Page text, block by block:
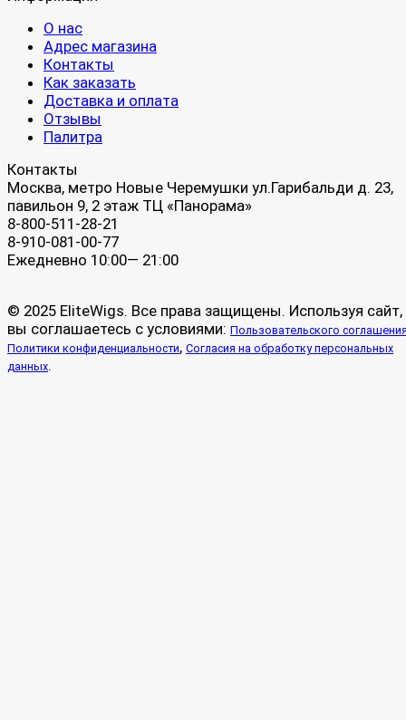
О нас
Адрес магазина
Контакты
Как заказать
Доставка и оплата
Отзывы
Палитра
Контакты
Москва, метро Новые Черемушки ул.Гарибальди д. 23,
павильон 9, 2 этаж ТЦ «Панорама»
8-800-511-28-21
8-910-081-00-77
Ежедневно 10:00— 21:00
© 2025 EliteWigs. Все права защищены. Используя сайт,
вы соглашаетесь с условиями: Пользовательского
Политики конфиденциальности, Согласия на обработку персональных
данных.